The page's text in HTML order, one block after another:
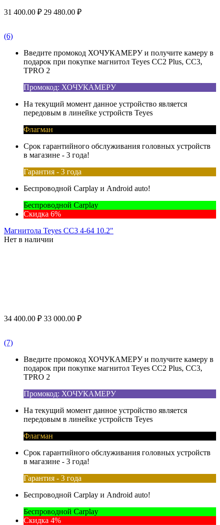
31 400.00 ₽ 29 480.00 ₽
(6)
Введите промокод ХОЧУКАМЕРУ и получите камеру в
подарок при покупке магнитол Teyes CC2 Plus, CC3,
TPRO 2
Промокод: ХОЧУКАМЕРУ
На текущий момент данное устройство является
передовым в линейке устройств Teyes
Флагман
Срок гарантийного обслуживания головных устройств
в магазине - 3 года!
Гарантия - 3 года
Беспроводной Carplay и Android auto!
Беспроводной Carplay
Скидка 6%
Магнитола Teyes CC3 4-64 10.2"
Нет в наличии
34 400.00 ₽ 33 000.00 ₽
(7)
Введите промокод ХОЧУКАМЕРУ и получите камеру в
подарок при покупке магнитол Teyes CC2 Plus, CC3,
TPRO 2
Промокод: ХОЧУКАМЕРУ
На текущий момент данное устройство является
передовым в линейке устройств Teyes
Флагман
Срок гарантийного обслуживания головных устройств
в магазине - 3 года!
Гарантия - 3 года
Беспроводной Carplay и Android auto!
Беспроводной Carplay
Скидка 4%